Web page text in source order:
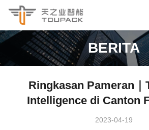
BERITA
Ringkasan Pameran｜
Intelligence di Canton
2023-04-19